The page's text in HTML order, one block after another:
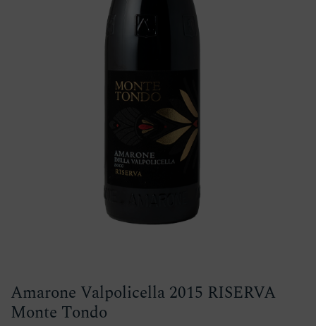
Amarone Valpolicella 2015 RISERVA
Monte Tondo